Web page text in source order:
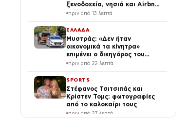
ξενοδοχεία, νησιά και Airbnb
στις επενδύσεις
πριν από 13 λεπτά
ΕΛΛΑΔΑ
Μυστράς: «Δεν ήταν
οικονομικά τα κίνητρα»
επιμένει ο δικηγόρος του
55χρονου που έκρυψε τον
καταψύκτη
πριν από 22 λεπτά
SPORTS
Στέφανος Τσιτσιπάς και
Κρίστεν Τομς: φωτογραφίες
από το καλοκαίρι τους
πριν από 27 λεπτά